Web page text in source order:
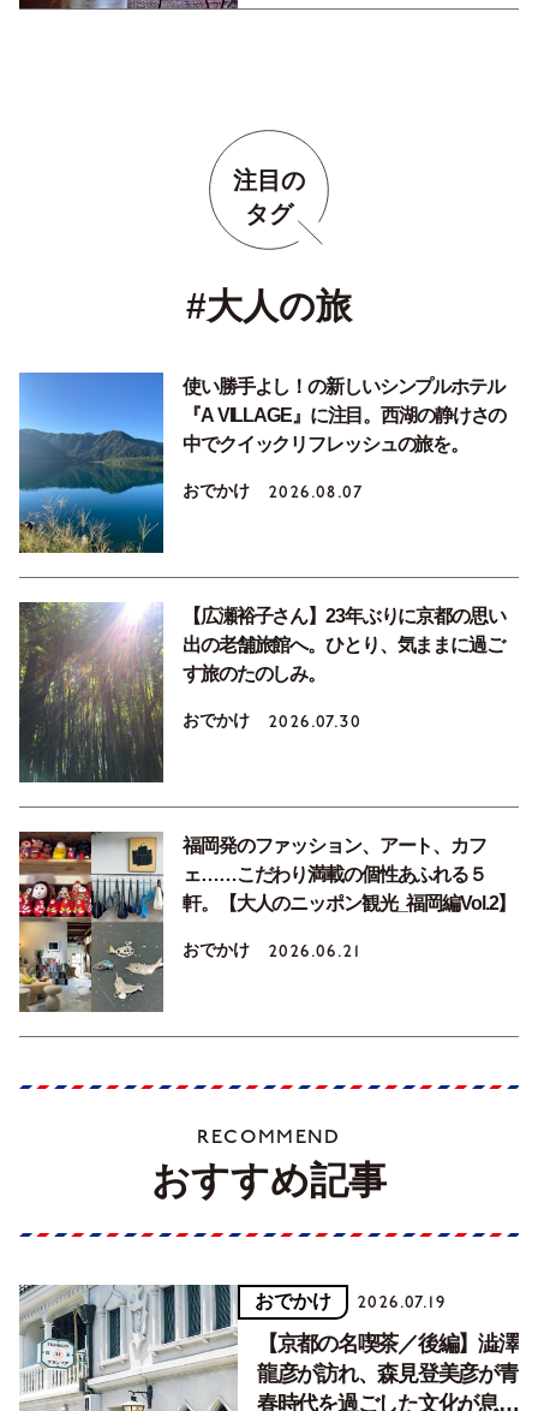
注目の
タグ
#大人の旅
使い勝手よし！の新しいシンプルホテル
『A VILLAGE』に注目。西湖の静けさの
中でクイックリフレッシュの旅を。
おでかけ 2026.08.07
【広瀬裕子さん】23年ぶりに京都の思い
出の老舗旅館へ。ひとり、気ままに過ご
す旅のたのしみ。
おでかけ 2026.07.30
福岡発のファッション、アート、カフ
ェ……こだわり満載の個性あふれる５
軒。【大人のニッポン観光_福岡編Vol.2】
おでかけ 2026.06.21
RECOMMEND
おすすめ記事
おでかけ 2026.07.19
【京都の名喫茶／後編】澁澤
龍彦が訪れ、森見登美彦が青
春時代を過ごした文化が息づ